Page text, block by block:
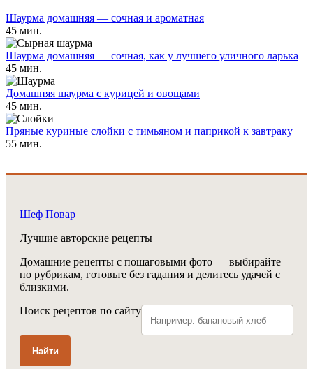
Шаурма домашняя — сочная и ароматная
45 мин.
Шаурма домашняя — сочная, как у лучшего уличного ларька
45 мин.
Домашняя шаурма с курицей и овощами
45 мин.
Пряные куриные слойки с тимьяном и паприкой к завтраку
55 мин.
Шеф Повар
Лучшие авторские рецепты
Домашние рецепты с пошаговыми фото — выбирайте
по рубрикам, готовьте без гадания и делитесь удачей с
близкими.
Поиск рецептов по сайту
Найти